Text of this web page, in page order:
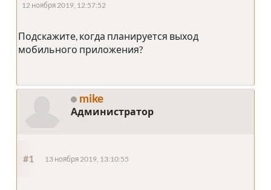
12 ноября 2019, 12:57:52
Подскажите, когда планируется выход
мобильного приложения?
mike
Администратор
#1 13 ноября 2019, 13:10:55